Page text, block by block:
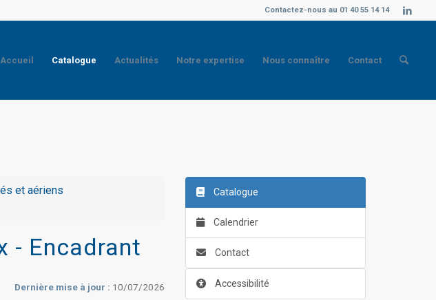
Contactez-nous au 01 40 55 14 14
Accueil Catalogue Actualités Notre expertise Nous connaître Contact
et aériens
- Encadrant
Dernière mise à jour : 10/07/2026
Catalogue
Calendrier
Contact
Accessibilité